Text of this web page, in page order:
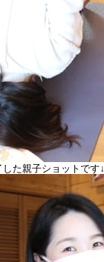
た親子ショットです↓